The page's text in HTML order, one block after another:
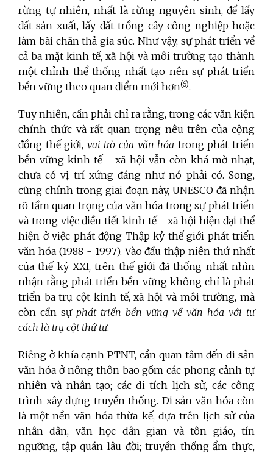
rừng tự nhiên, nhất là rừng nguyên sinh, để lấy
đất sản xuất, lấy đất trồng cây công nghiệp hoặc
làm bãi chăn thả gia súc. Như vậy, sự phát triển về
cả ba mặt kinh tế, xã hội và môi trường tạo thành
một chỉnh thể thống nhất tạo nên sự phát triển
bền vững theo quan điểm mới hơn(6).
Tuy nhiên, cần phải chỉ ra rằng, trong các văn kiện
chính thức và rất quan trọng nêu trên của cộng
đồng thế giới, vai trò của văn hóa trong phát triển
bền vững kinh tế - xã hội vẫn còn khá mờ nhạt,
chưa có vị trí xứng đáng như nó phải có. Song,
cũng chính trong giai đoạn này, UNESCO đã nhận
rõ tầm quan trọng của văn hóa trong sự phát triển
và trong việc điều tiết kinh tế - xã hội hiện đại thể
hiện ở việc phát động Thập kỷ thế giới phát triển
văn hóa (1988 - 1997). Vào đầu thập niên thứ nhất
của thế kỷ XXI, trên thế giới đã thống nhất nhìn
nhận rằng phát triển bền vững không chỉ là phát
triển ba trụ cột kinh tế, xã hội và môi trường, mà
còn cần sự phát triển bền vững về văn hóa với tư
cách là trụ cột thứ tư.
Riêng ở khía cạnh PTNT, cần quan tâm đến di sản
văn hóa ở nông thôn bao gồm các phong cảnh tự
nhiên và nhân tạo; các di tích lịch sử, các công
trình xây dựng truyền thống. Di sản văn hóa còn
là một nền văn hóa thừa kế, dựa trên lịch sử của
nhân dân, văn học dân gian và tôn giáo, tín
ngưỡng, tập quán lâu đời; truyền thống ẩm thực,